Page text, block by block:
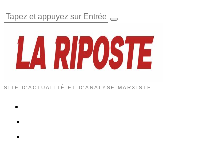
SITE D'ACTUALITÉ ET D'ANALYSE MARXISTE